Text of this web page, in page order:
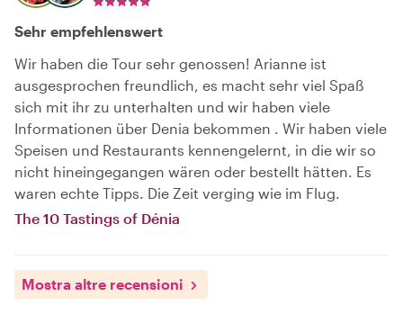
Sehr empfehlenswert
Wir haben die Tour sehr genossen! Arianne ist
ausgesprochen freundlich, es macht sehr viel Spaß
sich mit ihr zu unterhalten und wir haben viele
Informationen über Denia bekommen . Wir haben viele
Speisen und Restaurants kennengelernt, in die wir so
nicht hineingegangen wären oder bestellt hätten. Es
waren echte Tipps. Die Zeit verging wie im Flug.
The 10 Tastings of Dénia
Mostra altre recensioni